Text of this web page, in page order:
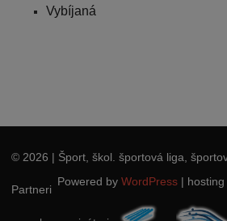
Vybíjaná
© 2026 | Šport, škol. športová liga,
Powered by WordPress | hosting
Partneri